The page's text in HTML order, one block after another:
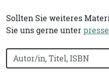
Sollten Sie weiteres
Sie uns gerne unter
Bücher nach Buchtitel,